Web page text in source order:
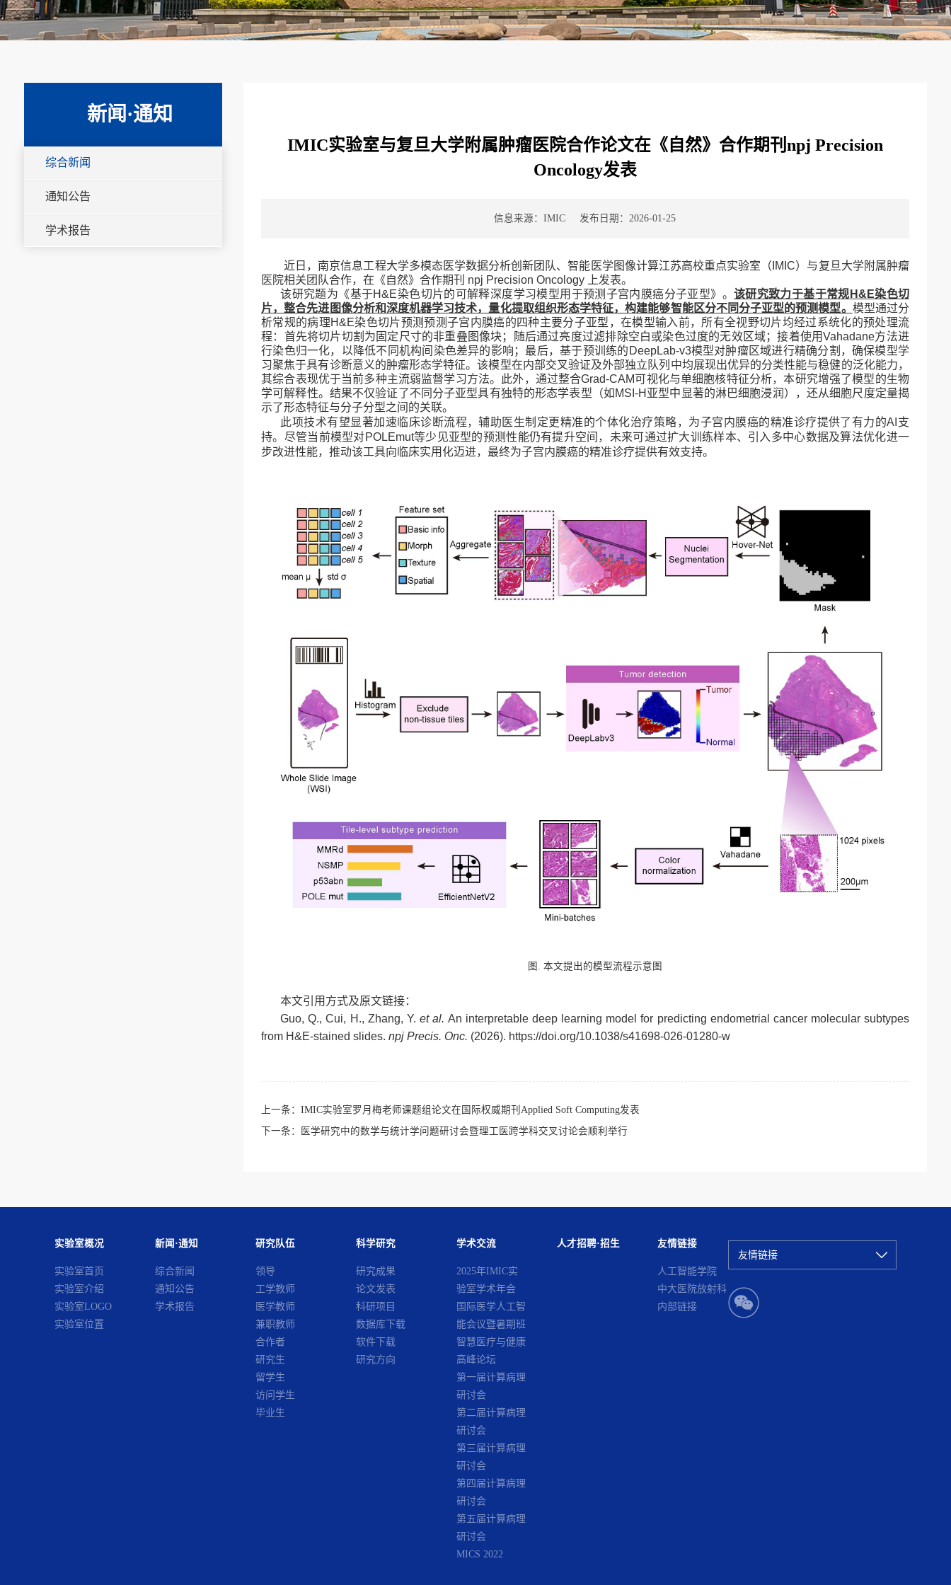
新闻·通知
综合新闻
通知公告
学术报告
IMIC实验室与复旦大学附属肿瘤医院合作论文在《自然》合作期刊npj Precision
Oncology发表
信息来源：IMIC 发布日期：2026-01-25
近日，南京信息工程大学多模态医学数据分析创新团队、智能医学图像计算江苏高校重点实验室（ IMIC）与复旦大学附属肿瘤
医院相关团队合作，在《自然》合作期刊 npj Precision Oncology
上发表。
该研究题为《基于H&E染色切片的可解释深度学习模型用于预测子宫内膜癌分子亚型》。 该研究致力于基于常规 H&E染色切
片，整合先进图像分析和深度机器学习技术，量化提取组织形态学特征，构建能够智能区分不同分子亚型的预测模型。 模型通过分
析常规的病理H&E染色切片预测预测子宫内膜癌的四种主要分子亚型，在模型输入前，所有全视野切片均经过系统化的预处理流
程：首先将切片切割为固定尺寸的非重叠图像块；随后通过亮度过滤排除空白或染色过度的无效区域；接着使用Vahadane方法进
行染色归一化，以降低不同机构间染色差异的影响；最后，基于预训练的 DeepLab-v3模型对肿瘤区域进行精确分割，确保模型学
习聚焦于具有诊断意义的肿瘤形态学特征。该模型在内部交叉验证及外部独立队列中均展现出优异的分类性能与稳健的泛化能力，
其综合表现优于当前多种主流弱监督学习方法。此外，通过整合Grad-CAM可视化与单细胞核特征分析，本研究增强了模型的生物
学可解释性。结果不仅验证了不同分子亚型具有独特的形态学表型（如 MSI-H 亚型中显著的淋巴细胞浸润），还从细胞尺度定量揭
示了形态特征与分子分型之间的关联。
此项技术有望显著加速临床诊断流程，辅助医生制定更精准的个体化治疗策略，为子宫内膜癌的精准诊疗提供了有力的AI 支
持。尽管当前模型对POLEmut等少见亚型的预测性能仍有提升空间，未来可通过扩大训练样本、引入多中心数据及算法优化进一
步改进性能，推动该工具向临床实用化迈进，最终为子宫内膜癌的精准诊疗提供有效支持。
图. 本文提出的模型流程示意图
本文引用方式及原文链接：
Guo, Q., Cui, H., Zhang, Y. et al. An interpretable deep learning model for predicting endometrial cancer molecular subtypes
from H&E-stained slides.npj Precis. Onc. (2026). https://doi.org/10.1038/s41698-026-01280-w
上一条：IMIC实验室罗月梅老师课题组论文在国际权威期刊Applied Soft Computing发表
下一条：
医学研究中的数学与统计学问题研讨会暨理工医跨学科交叉讨论会顺利举行
实验室概况
实验室首页
实验室介绍
实验室LOGO
实验室位置
新闻·通知
综合新闻
通知公告
学术报告
研究队伍
领导
工学教师
医学教师
兼职教师
合作者
研究生
留学生
访问学生
毕业生
科学研究
研究成果
论文发表
科研项目
数据库下载
软件下载
研究方向
学术交流
2025年IMIC实
验室学术年会
国际医学人工智
能会议暨暑期班
智慧医疗与健康
高峰论坛
第一届计算病理
研讨会
第二届计算病理
研讨会
第三届计算病理
研讨会
第四届计算病理
研讨会
第五届计算病理
研讨会
MICS 2022
人才招聘·招生 友情链接
人工智能学院
中大医院放射科
内部链接
友情链接